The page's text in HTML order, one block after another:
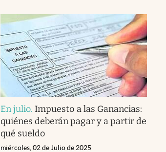
En julio. Impuesto a las Ganancias:
quiénes deberán pagar y a partir de
qué sueldo
miércoles, 02 de Julio de 2025